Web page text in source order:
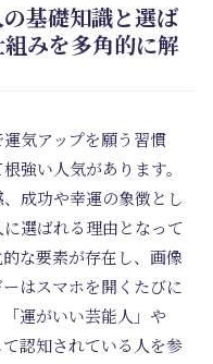
基礎知識と選ば
みを多角的に解
気アップを願う習慣
強い人気があります。
成功や幸運の象徴とし
選ばれる理由となって
な要素が存在し、画像
はスマホを開くたびに
運がいい芸能人」や
て認知されている人を参